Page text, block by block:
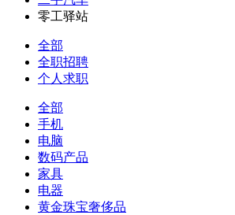
零工驿站
全部
全职招聘
个人求职
全部
手机
电脑
数码产品
家具
电器
黄金珠宝奢侈品